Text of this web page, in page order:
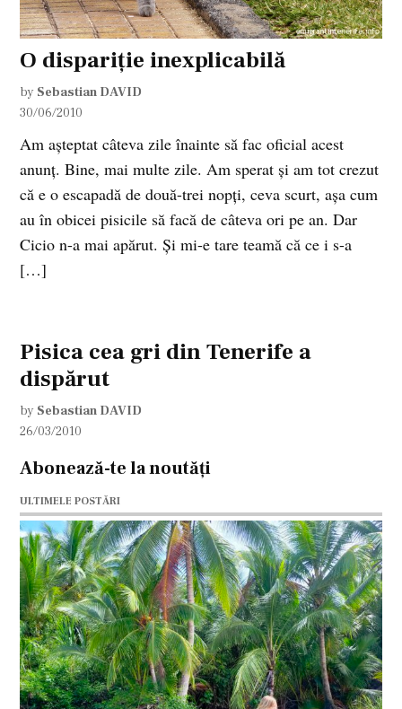
O dispariţie inexplicabilă
by Sebastian DAVID
30/06/2010
Am aşteptat câteva zile înainte să fac oficial acest
anunţ. Bine, mai multe zile. Am sperat şi am tot crezut
că e o escapadă de două-trei nopţi, ceva scurt, aşa cum
au în obicei pisicile să facă de câteva ori pe an. Dar
Cicio n-a mai apărut. Şi mi-e tare teamă că ce i s-a
[…]
Pisica cea gri din Tenerife a
dispărut
by Sebastian DAVID
26/03/2010
Abonează-te la noutăți
ULTIMELE POSTĂRI